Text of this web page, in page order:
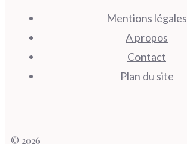
Mentions légales
A propos
Contact
Plan du site
© 2026